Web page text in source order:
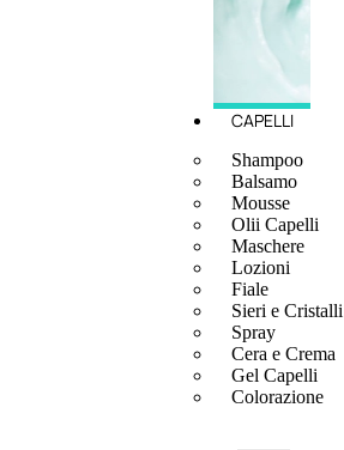
CAPELLI
Shampoo
Balsamo
Mousse
Olii Capelli
Maschere
Lozioni
Fiale
Sieri e Cristalli
Spray
Cera e Crema
Gel Capelli
Colorazione